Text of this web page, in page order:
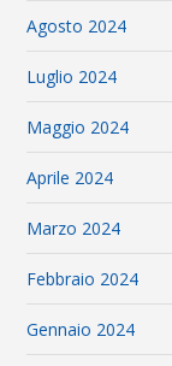
Agosto 2024
Luglio 2024
Maggio 2024
Aprile 2024
Marzo 2024
Febbraio 2024
Gennaio 2024